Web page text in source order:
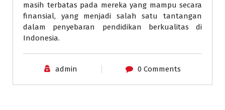
masih terbatas pada mereka yang mampu secara
finansial, yang menjadi salah satu tantangan
dalam penyebaran pendidikan berkualitas di
Indonesia.
admin 0 Comments